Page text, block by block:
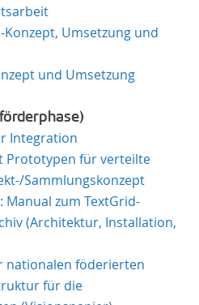
Konzept, Umsetzung und
und Umsetzung
Integration
Prototypen für verteilte
Sammlungskonzept
Manual zum TextGrid-
(Architektur, Installation,
nationalen föderierten
für die